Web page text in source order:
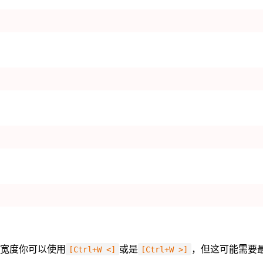
度你可以使用 [Ctrl+W <] 或是 [Ctrl+W >] ，但这可能需要